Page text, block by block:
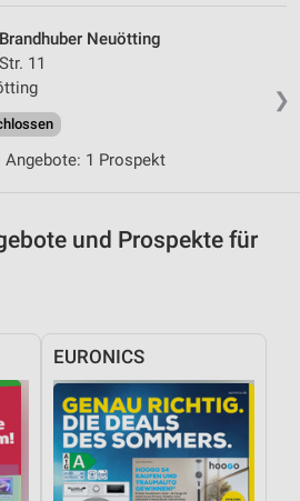
❯
Neuötting
11
Angebote: 1 Prospekt
und Prospekte für
EURONICS
der Angebote
Daten zur Auswahl von
angeforderten